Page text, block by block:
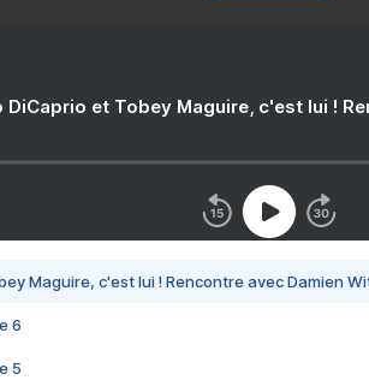
DiCaprio et Tobey Maguire, c'est lui !
Maguire, c'est lui ! Rencontre avec Damien
6
5